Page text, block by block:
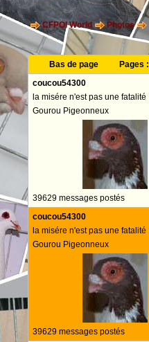
CFPOI World Photos
Bas de page Pages :
coucou54300
la misére n'est pas une fatalité
Gourou Pigeonneux
39629 messages postés
coucou54300
la misére n'est pas une fatalité
Gourou Pigeonneux
39629 messages postés